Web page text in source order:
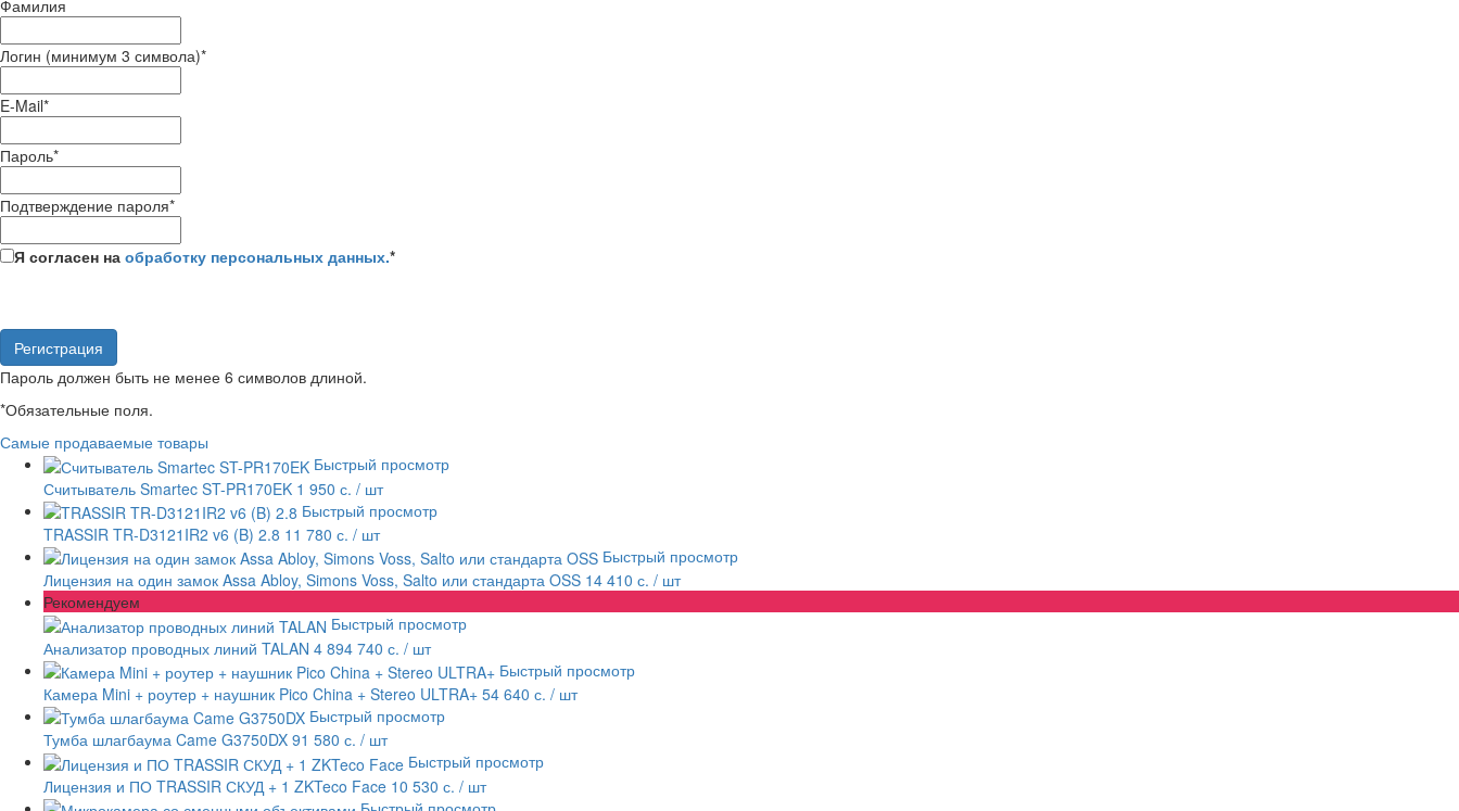
Фамилия
Логин (минимум 3 символа)*
E-Mail*
Пароль*
Подтверждение пароля*
Я согласен на обработку персональных данных.*
Пароль должен быть не менее 6 символов длиной.
*Обязательные поля.
Самые продаваемые товары
Быстрый просмотр
Считыватель Smartec ST-PR170EK 1 950 с. / шт
Быстрый просмотр
TRASSIR TR-D3121IR2 v6 (B) 2.8 11 780 с. / шт
Быстрый просмотр
Лицензия на один замок Assa Abloy, Simons Voss, Salto или стандарта OSS 14 410 с. / шт
Рекомендуем
Быстрый просмотр
Анализатор проводных линий TALAN 4 894 740 с. / шт
Быстрый просмотр
Камера Mini + роутер + наушник Pico China + Stereo ULTRA+ 54 640 с. / шт
Быстрый просмотр
Тумба шлагбаума Came G3750DX 91 580 с. / шт
Быстрый просмотр
Лицензия и ПО TRASSIR СКУД + 1 ZKTeco Face 10 530 с. / шт